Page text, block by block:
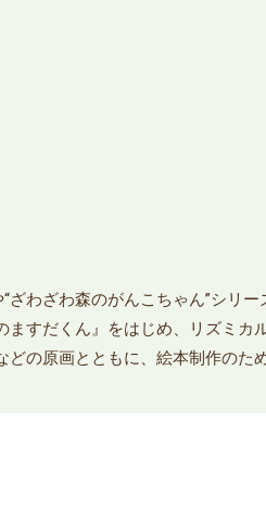
わざわ森のがんこちゃん”シリー
すだくん』をはじめ、リズミカ
の原画とともに、絵本制作のた